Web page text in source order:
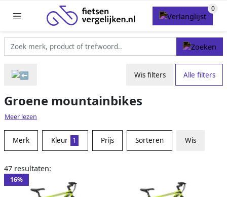
Wis filters Alle filters
Groene mountainbikes
Meer lezen
Merk Kleur 1 Prijs Sorteren Wis
47 resultaten:
16%